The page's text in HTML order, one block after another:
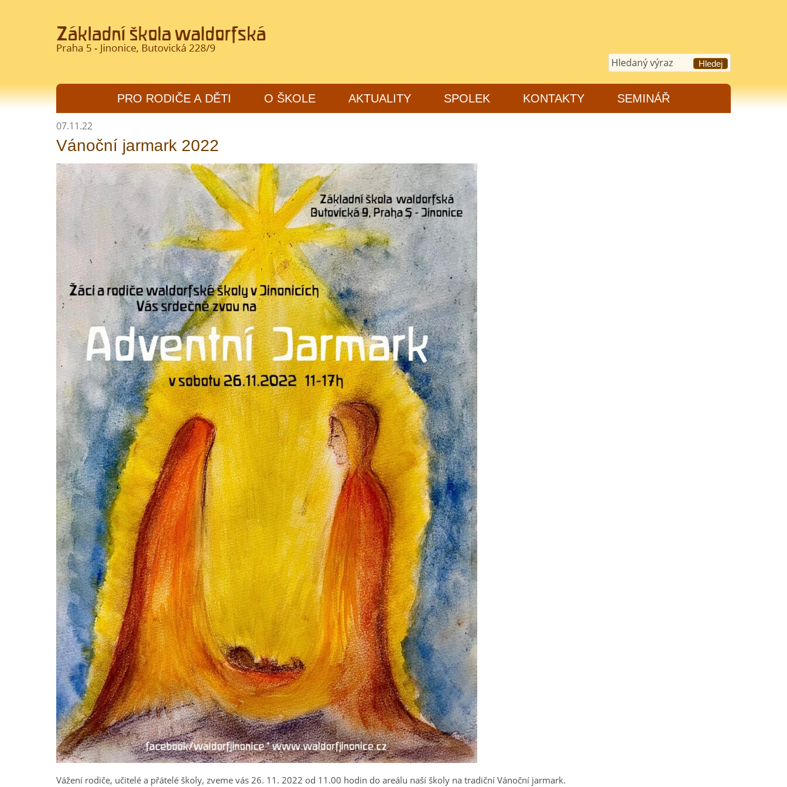
PRO RODIČE A DĚTI O ŠKOLE AKTUALITY SPOLEK KONTAKTY SEMINÁŘ
07.11.22
Vánoční jarmark 2022
Vážení rodiče, učitelé a přátelé školy, zveme vás 26. 11. 2022 od 11.00 hodin do areálu naší školy na tradiční Vánoční jarmark.